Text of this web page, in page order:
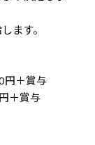
ます。
円＋賞与
＋賞与